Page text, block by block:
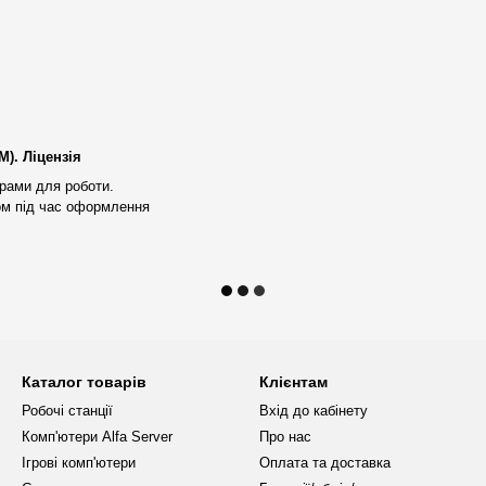
мм для ефективного
енергоефективність і
Ліцензія
для роботи.
під час оформлення
Каталог товарів
Робочі станції
Комп'ютери Alfa Server
Ігрові комп'ютери
Клієнтам
Вхід до кабінету
Про нас
Оплата та доставка